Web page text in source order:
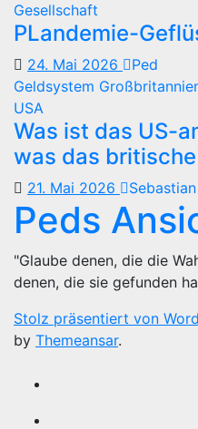
Gesellschaft
PLandemie-
24. Mai 2026
Ped
Geldsystem
USA
Was ist das US-
was das
21. Mai 2026
Peds
"Glaube denen, die die
denen, die sie gefunden
Stolz präsentiert von
by Themeansar.